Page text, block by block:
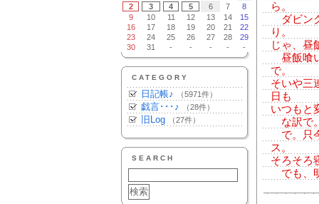
2
3 4 5 6 7
8
9
10 11 12 13 14
15
16
17 18 19 20 21
22
23
24 25 26 27 28
29
30
31 - - - - -
CATEGORY
日記帳♪ （5971件）
戯言･･･♪ （28件）
旧Log （27件）
SEARCH
ら。
ダビン
り。
じゃ、昼
昼飯喰
で。
そいや三
日も
いつもと
な訳で
で。只
ス。
そろそろ
でも、